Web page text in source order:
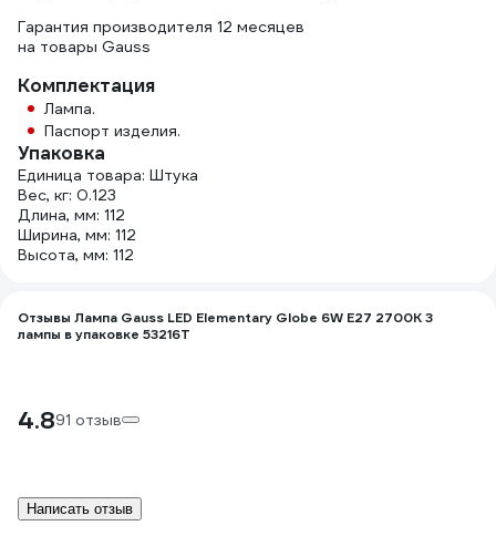
Гарантия производителя 12 месяцев
на товары Gauss
Комплектация
Лампа.
Паспорт изделия.
Упаковка
Единица товара: Штука
Вес, кг: 0.123
Длина, мм: 112
Ширина, мм: 112
Высота, мм: 112
Отзывы Лампа Gauss LED Elementary Globe 6W E27 2700K 3
лампы в упаковке 53216T
4.891 отзыв
Написать отзыв